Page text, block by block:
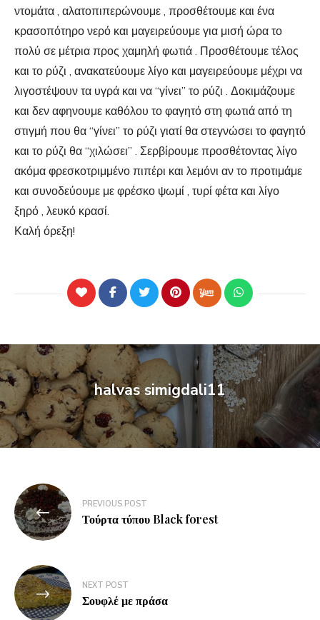
ντομάτα , αλατοπιπερώνουμε , προσθέτουμε και ένα
κρασοπότηρο νερό και μαγειρεύουμε για μισή ώρα το
πολύ σε μέτρια προς χαμηλή φωτιά . Προσθέτουμε τέλος
και το ρύζι , ανακατεύουμε λίγο και μαγειρεύουμε μέχρι να
λιγοστέψουν τα υγρά και να “γίνει” το ρύζι . Δοκιμάζουμε
και δεν αφηνουμε καθόλου το φαγητό στη φωτιά από τη
στιγμή που θα “γίνει” το ρύζι γιατί θα στεγνώσει το φαγητό
και το ρύζι θα “χιλώσει” . Σερβίρουμε προσθέτοντας λίγο
ακόμα φρεσκοτριμμένο πιπέρι και λεμόνι αν το προτιμάμε
και συνοδεύουμε με φρέσκο ψωμί , τυρί φέτα και λίγο
ξηρό , λευκό κρασί.
Καλή όρεξη!
halvas simigdali11
PREVIOUS POST
Τούρτα τύπου Black forest
NEXT POST
Σουφλέ με πράσα